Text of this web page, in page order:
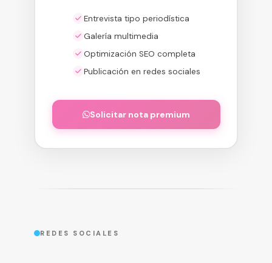
Entrevista tipo periodística
Galería multimedia
Optimización SEO completa
Publicación en redes sociales
Solicitar nota premium
REDES SOCIALES